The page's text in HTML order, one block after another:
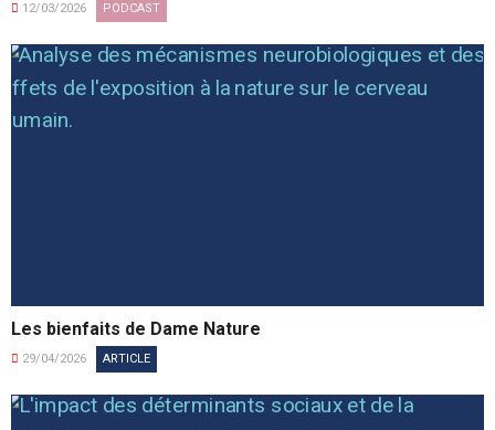
12/03/2026 PODCAST
Les bienfaits de Dame Nature
29/04/2026 ARTICLE